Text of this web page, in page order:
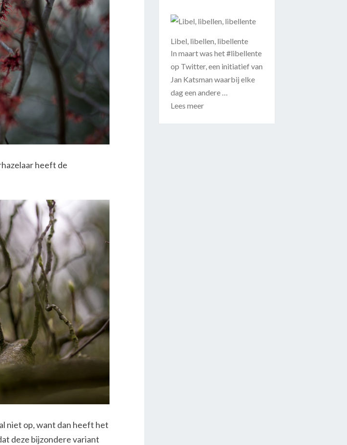
heeft de
niet op, want dan heeft het
deze bijzondere variant
Libel, libellen, libellente
In maart was het #libellente
op Twitter, een initiatief van
Jan Katsman waarbij elke
dag een andere …
Lees meer